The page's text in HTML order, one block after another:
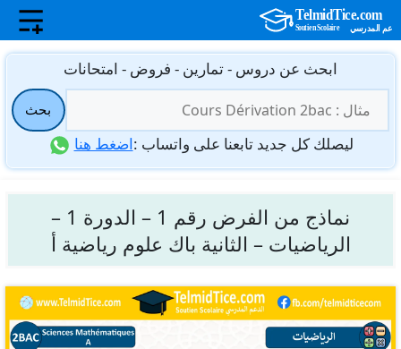
انتقل
المحتوى
ابحث عن دروس - تمارين - فروض - امتحانات
عن:
بحث
ليصلك كل جديد تابعنا على واتساب :اضغط هنا
نماذج من الفرض رقم 1 – الدورة 1 –
الرياضيات – الثانية باك علوم رياضية أ